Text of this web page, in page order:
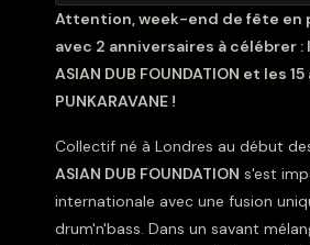
Attention, week-end de fête en
avec 2 anniversaires à célébrer :
ASIAN DUB FOUNDATION et les
PUNKARAVANE !
Collectif né à Londres au début
ASIAN DUB FOUNDATION s'est
internationale avec une fusion
drum'n'bass. Dans un savant